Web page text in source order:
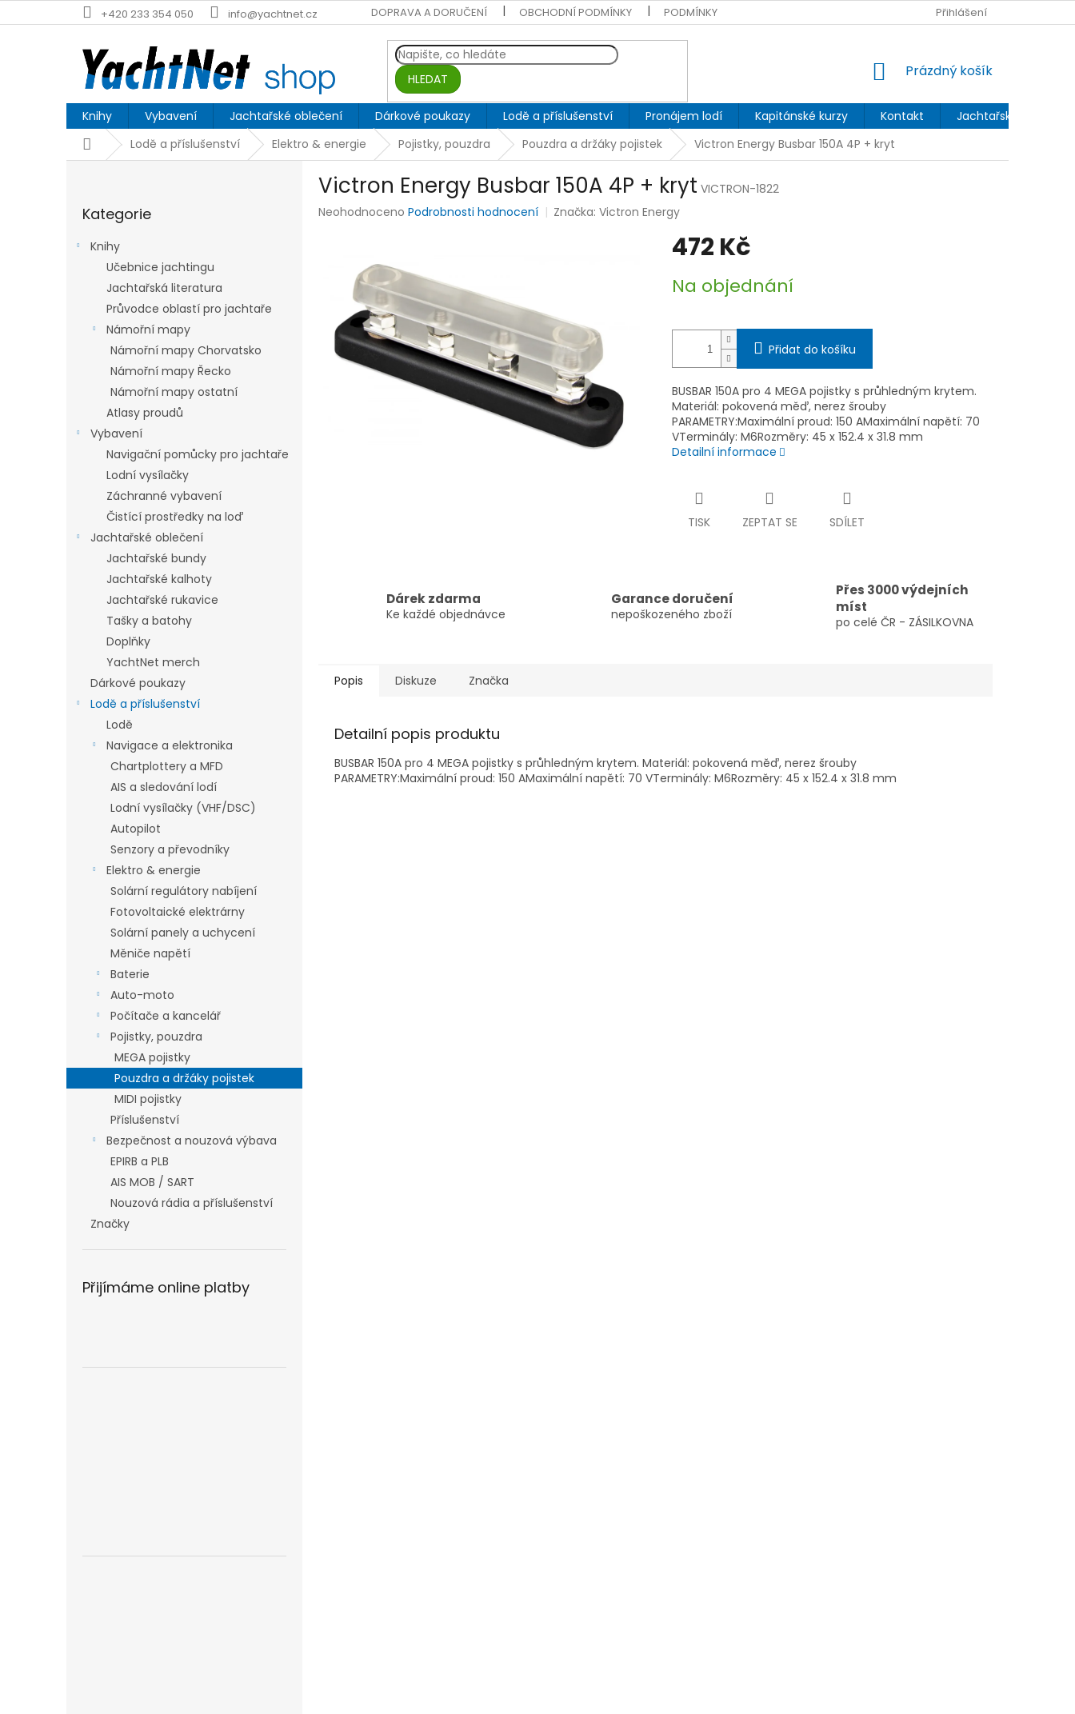
na
+420 233 354 050 info@yachtnet.cz DOPRAVA A DORUČENÍ OBCHODNÍ PODMÍNKY PODMÍNKY OCHRANY OSOBNÍCH ÚDAJŮ Přihlášení
HLEDAT
NÁKUPNÍ
Prázdný košík
Knihy Vybavení Jachtařské oblečení Dárkové poukazy Lodě a příslušenství Pronájem lodí Kapitánské kurzy Kontakt
Jachtařský blog
DomůLodě a příslušenství Elektro & energie Pojistky, pouzdra Pouzdra a držáky pojistek Victron Energy Busbar 150A 4P + kryt
kategorie
Kategorie
Knihy
Učebnice jachtingu
Jachtařská literatura
Průvodce oblastí pro jachtaře
Námořní mapy
Námořní mapy Chorvatsko
Námořní mapy Řecko
Námořní mapy ostatní
Atlasy proudů
Vybavení
Navigační pomůcky pro jachtaře
Lodní vysílačky
Záchranné vybavení
Čistící prostředky na loď
Jachtařské oblečení
Jachtařské bundy
Jachtařské kalhoty
Jachtařské rukavice
Tašky a batohy
Doplňky
YachtNet merch
Dárkové poukazy
Lodě a příslušenství
Lodě
Navigace a elektronika
Chartplottery a MFD
AIS a sledování lodí
Lodní vysílačky (VHF/DSC)
Autopilot
Senzory a převodníky
Elektro & energie
Solární regulátory nabíjení
Fotovoltaické elektrárny
Solární panely a uchycení
Měniče napětí
Baterie
Auto-moto
Počítače a kancelář
Pojistky, pouzdra
MEGA pojistky
Pouzdra a držáky pojistek
MIDI pojistky
Příslušenství
Bezpečnost a nouzová výbava
EPIRB a PLB
AIS MOB / SART
Nouzová rádia a příslušenství
Značky
Přijímáme online platby
Victron Energy Busbar 150A 4P + kryt VICTRON-1822
Průměrné
hvězdiček.
Neohodnoceno Podrobnosti hodnocení Značka:Victron Energy
472 Kč
cena:
Na objednání
Přidat do košíku
BUSBAR 150A pro 4 MEGA pojistky s průhledným krytem.
Materiál: pokovená měď, nerez šrouby
PARAMETRY:Maximální proud: 150 AMaximální napětí: 70
VTerminály: M6Rozměry: 45 x 152.4 x 31.8 mm
Detailní informace
TISK ZEPTAT SE SDÍLET
Dárek zdarma
Ke každé objednávce
Garance doručení
nepoškozeného zboží
Přes 3000 výdejních
míst
po celé ČR - ZÁSILKOVNA
Popis Diskuze Značka
Detailní popis produktu
BUSBAR 150A pro 4 MEGA pojistky s průhledným krytem. Materiál: pokovená měď, nerez šrouby
PARAMETRY:Maximální proud: 150 AMaximální napětí: 70 VTerminály: M6Rozměry: 45 x 152.4 x 31.8 mm